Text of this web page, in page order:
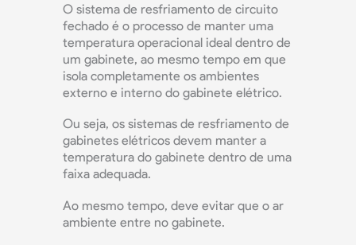
O sistema de resfriamento de circuito
fechado é o processo de manter uma
temperatura operacional ideal dentro de
um gabinete, ao mesmo tempo em que
isola completamente os ambientes
externo e interno do gabinete elétrico.
Ou seja, os sistemas de resfriamento de
gabinetes elétricos devem manter a
temperatura do gabinete dentro de uma
faixa adequada.
Ao mesmo tempo, deve evitar que o ar
ambiente entre no gabinete.